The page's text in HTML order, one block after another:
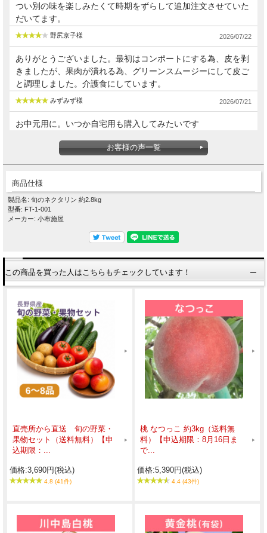
つい別の味を楽しみたくて時期をずらして追加注文させていた
だいてます。
野尻京子様 2026/07/22
ありがとうございました。最初はコンポートにする為、皮を剥
きましたが、果肉が潰れる為、グリーンスムージーにして皮ご
と調理しました。介護食にしています。
みずみず様 2026/07/21
お中元用に。いつか自宅用も購入してみたいです
お客様の声一覧
商品仕様
製品名: 旬のネクタリン 約2.8kg
型番: FT-1-001
メーカー: 小布施屋
この商品を買った人はこちらもチェックしています！
直売所から直送 旬の野菜・
果物セット（送料無料）【申
込期限：...
価格:3,690円(税込)
4.8 (41件)
桃 なつっこ 約3kg（送料無
料）【申込期限：8月16日ま
で...
価格:5,390円(税込)
4.4 (43件)